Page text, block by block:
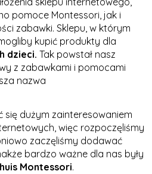
pomoce Montessori, jak i
zabawki. Sklepu, w którym
kupić produkty dla
dzieci. Tak powstał nasz
z zabawkami i pomocami
nazwa
się dużym zainteresowaniem
więc rozpoczęliśmy
zaczęliśmy dodawać
bardzo ważne dla nas były
Montessori.